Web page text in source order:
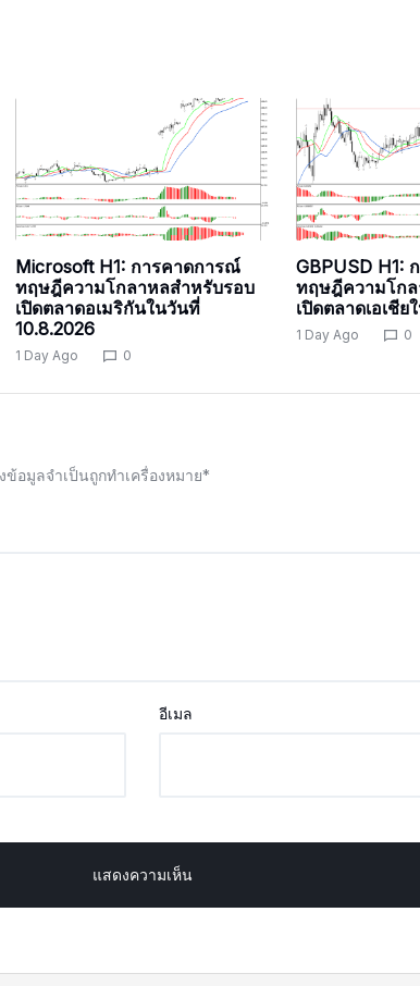
Microsoft H1: การคาดการณ์
ทฤษฎีความโกลาหลสำหรับรอบ
เปิดตลาดอเมริกันในวันที่
10.8.2026
1 Day Ago 0
GBPUSD H1:
ทฤษฎีความโก
เปิดตลาดเอเชี
1 Day Ago 0
ข้อมูลจำเป็นถูกทำเครื่องหมาย*
อีเมล